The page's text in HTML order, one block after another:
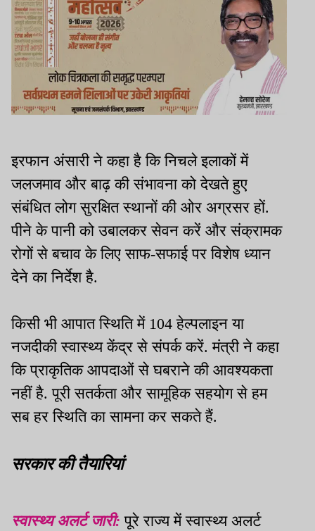
इरफान अंसारी ने कहा है कि निचले इलाकों में
जलजमाव और बाढ़ की संभावना को देखते हुए
संबंधित लोग सुरक्षित स्थानों की ओर अग्रसर हों.
पीने के पानी को उबालकर सेवन करें और संक्रामक
रोगों से बचाव के लिए साफ-सफाई पर विशेष ध्यान
देने का निर्देश है.
किसी भी आपात स्थिति में 104 हेल्पलाइन या
नजदीकी स्वास्थ्य केंद्र से संपर्क करें. मंत्री ने कहा
कि प्राकृतिक आपदाओं से घबराने की आवश्यकता
नहीं है. पूरी सतर्कता और सामूहिक सहयोग से हम
सब हर स्थिति का सामना कर सकते हैं.
सरकार की तैयारियां
स्वास्थ्य अलर्ट जारी: पूरे राज्य में स्वास्थ्य अलर्ट